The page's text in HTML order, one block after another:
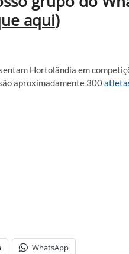
aqui)
Hortolândia em
aproximadamente 300
WhatsApp